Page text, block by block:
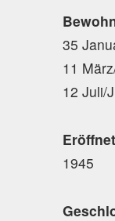
35
11
12 Juli/
1945